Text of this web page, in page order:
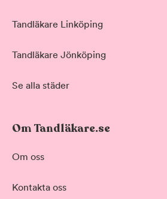
Tandläkare Linköping
Tandläkare Jönköping
Se alla städer
Om Tandläkare.se
Om oss
Kontakta oss